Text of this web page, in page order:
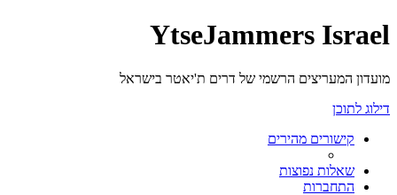
YtseJammers Israel
מועדון המעריצים הרשמי של דרים ת'יאטר בישראל
דילוג לתוכן
קישורים מהירים
שאלות נפוצות
התחברות